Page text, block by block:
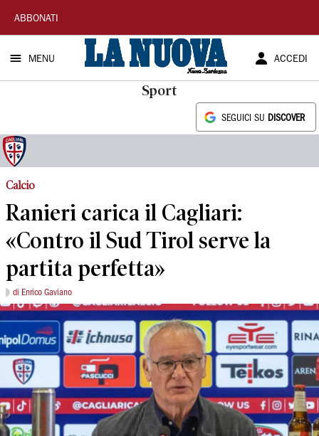
La
Nuova
Sardegna
ABBONATI
MENU ACCEDI
Sport
SEGUICI SU DISCOVER
Calcio
Ranieri carica il Cagliari:
«Contro il Sud Tirol serve la
partita perfetta»
di Enrico Gaviano